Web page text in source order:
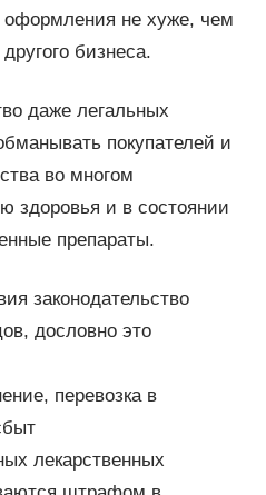
оформления не хуже, чем
бизнеса.
даже легальных
покупателей и
во многом
здоровья и в состоянии
препараты.
законодательство
дословно это
перевозка в
лекарственных